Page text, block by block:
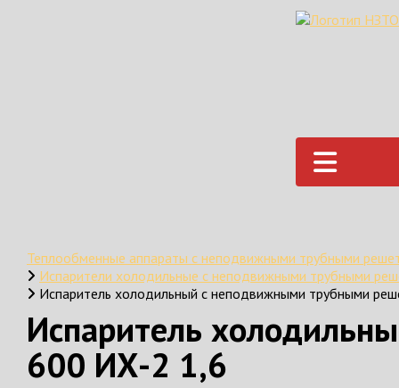
Теплообменные аппараты с неподвижными трубными
Испарители холодильные с неподвижными трубными
Испаритель холодильный с неподвижными трубными
Испаритель
600 ИХ-2 1,6